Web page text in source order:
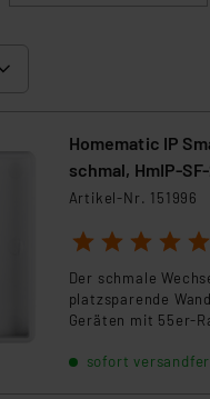
Homematic IP
schmal, HmIP-
Artikel-Nr. 151996
1 2 3 4 5
Der schmale
platzsparende
Geräten mit 55er-
Wandhalterung
sofort